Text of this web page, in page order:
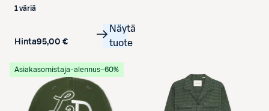
1 väriä
Hinta95,00 €
Näytä
tuote
Asiakasomistaja-alennus−60%